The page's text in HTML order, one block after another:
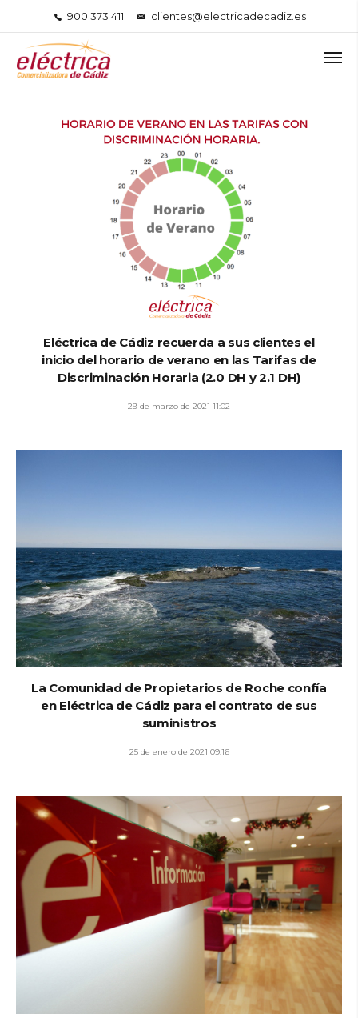
900 373 411 clientes@electricadecadiz.es
Eléctrica de Cádiz recuerda a sus clientes el
inicio del horario de verano en las Tarifas de
Discriminación Horaria (2.0 DH y 2.1 DH)
29 de marzo de 2021 11:02
La Comunidad de Propietarios de Roche confía
en Eléctrica de Cádiz para el contrato de sus
suministros
25 de enero de 2021 09:16